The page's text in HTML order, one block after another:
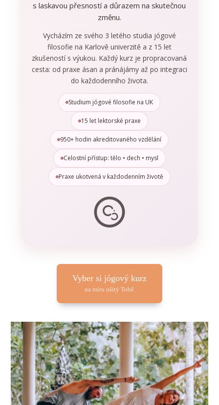
s laskavou přesností a důrazem na skutečnou
změnu.
Vycházím ze svého 3 letého studia jógové
filosofie na Karlově univerzitě a z 15 let
zkušeností s výukou. Každý kurz je propracovaná
cesta: od praxe ásan a pránájámy až po integraci
do každodenního života.
Studium jógové filosofie na UK
15 let lektorské praxe
950+ hodin akreditovaného vzdělání
Celostní přístup: tělo • dech • mysl
Praxe ukotvená v každodenním životě
Vyber si jógový kurz
na míru ušitý Tobě